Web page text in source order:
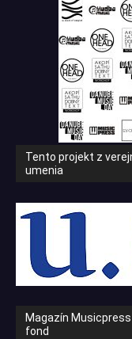
Tento projekt z
umenia
Magazín
fond